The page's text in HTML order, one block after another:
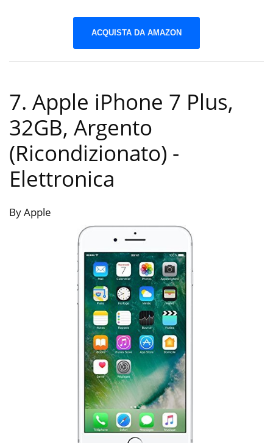
ACQUISTA DA AMAZON
7. Apple iPhone 7 Plus,
32GB, Argento
(Ricondizionato) -
Elettronica
By Apple